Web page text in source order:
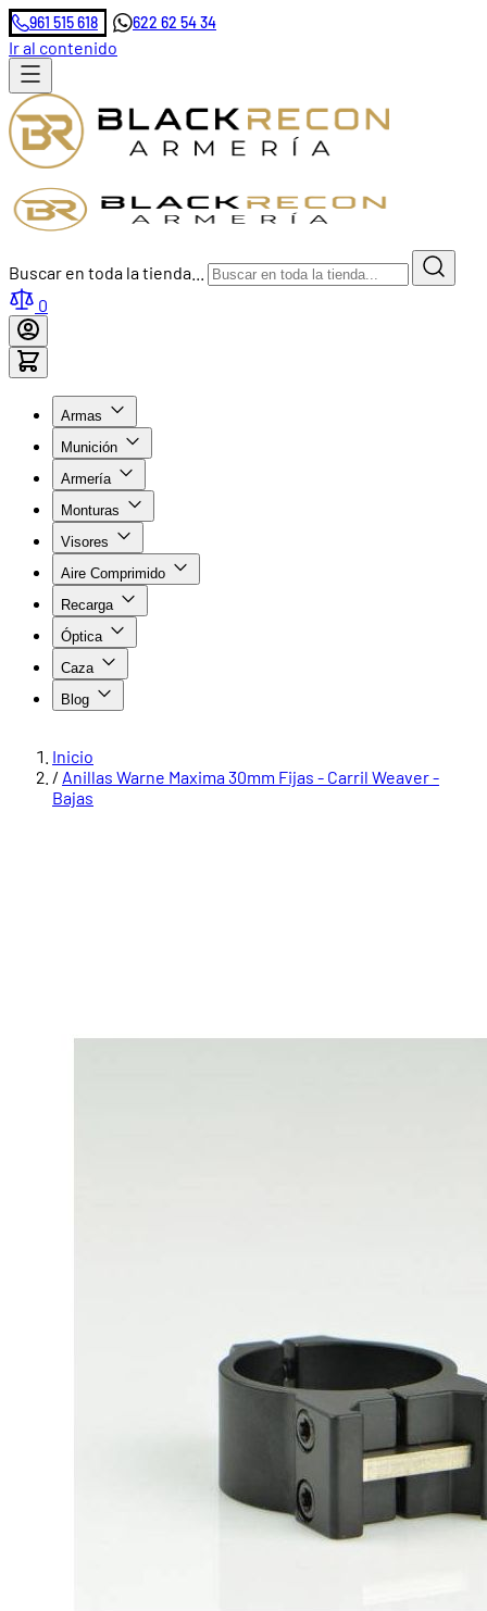
961 515 618 622 62 54 34
Ir al contenido
Buscar en toda la tienda...
0
Armas
Munición
Armería
Monturas
Visores
Aire Comprimido
Recarga
Óptica
Caza
Blog
Inicio
/ Anillas Warne Maxima 30mm Fijas - Carril Weaver -
Bajas